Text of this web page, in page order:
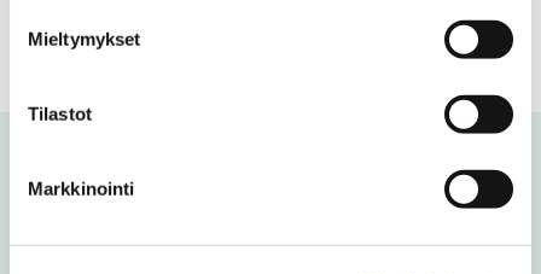
Mieltymykset
Tilastot
Markkinointi
Voit olla kiinnostunut myös
näistä